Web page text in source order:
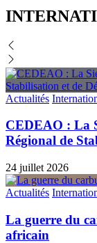
Actualités
CEDEAO : La
Régional de
24 juillet 2026
Actualités
La guerre du
africain